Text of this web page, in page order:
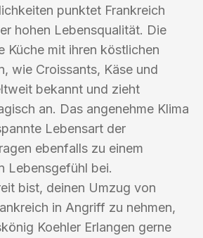
punktet Frankreich
hohen Lebensqualität. Die
Küche mit ihren köstlichen
wie Croissants, Käse und
bekannt und zieht
an. Das angenehme Klima
Lebensart der
ebenfalls zu einem
Lebensgefühl bei.
bist, deinen Umzug von
in Angriff zu nehmen,
Koehler Erlangen gerne